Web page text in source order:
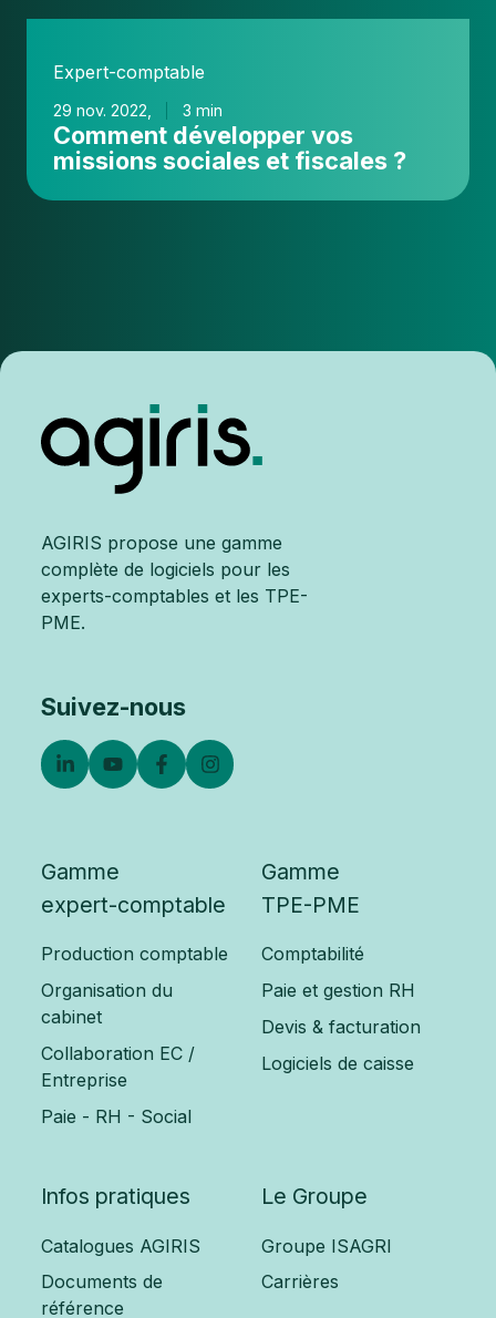
vos
missions
sociales
fiscales
Expert-comptable
29 nov. 2022, 3 min
Comment développer vos
missions sociales et fiscales ?
AGIRIS propose une gamme
complète de logiciels pour les
experts-comptables et les TPE-
PME.
Suivez-nous
Gamme
expert-comptable
Production comptable
Organisation du
cabinet
Collaboration EC /
Entreprise
Paie - RH - Social
Gamme
TPE-PME
Comptabilité
Paie et gestion RH
Devis & facturation
Logiciels de caisse
Infos pratiques
Catalogues AGIRIS
Documents de
référence
Le Groupe
Groupe ISAGRI
Carrières